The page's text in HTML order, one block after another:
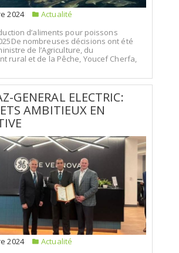
2024
Actualité
d’aliments pour poissons
nombreuses décisions ont été
de l’Agriculture, du
rural et de la Pêche, Youcef Cherfa,
GENERAL ELECTRIC:
AMBITIEUX EN
2024
Actualité